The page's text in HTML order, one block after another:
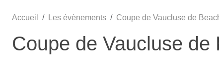
Accueil Les évènements Coupe de Vaucluse de
Coupe de Vaucluse de